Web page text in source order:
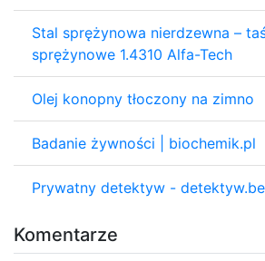
Stal sprężynowa nierdzewna –
sprężynowe 1.4310 Alfa-Tech
Olej konopny tłoczony na zimno
Badanie żywności | biochemik.pl
Prywatny detektyw -
Komentarze